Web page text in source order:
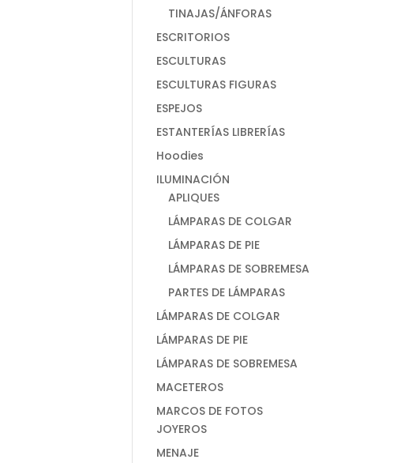
TINAJAS/ÁNFORAS
ESCRITORIOS
ESCULTURAS
ESCULTURAS FIGURAS
ESPEJOS
ESTANTERÍAS LIBRERÍAS
Hoodies
ILUMINACIÓN
APLIQUES
LÁMPARAS DE COLGAR
LÁMPARAS DE PIE
LÁMPARAS DE SOBREMESA
PARTES DE LÁMPARAS
LÁMPARAS DE COLGAR
LÁMPARAS DE PIE
LÁMPARAS DE SOBREMESA
MACETEROS
MARCOS DE FOTOS
JOYEROS
MENAJE